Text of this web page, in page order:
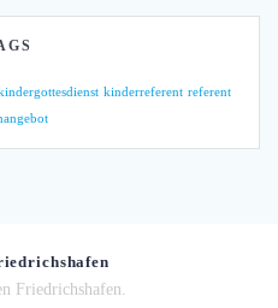
kinderreferent referent
Friedrichshafen.